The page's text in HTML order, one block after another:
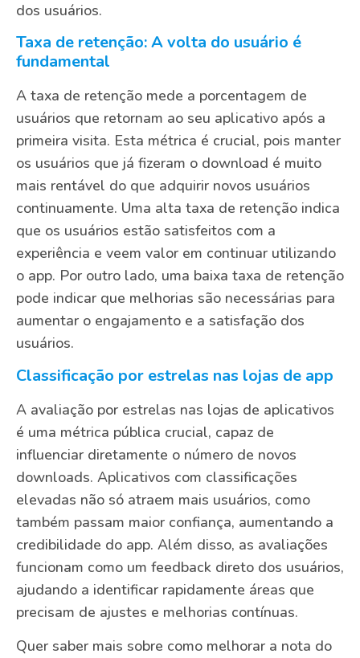
dos usuários.
Taxa de retenção: A volta do usuário é
fundamental
A taxa de retenção mede a porcentagem de
usuários que retornam ao seu aplicativo após a
primeira visita. Esta métrica é crucial, pois manter
os usuários que já fizeram o download é muito
mais rentável do que adquirir novos usuários
continuamente. Uma alta taxa de retenção indica
que os usuários estão satisfeitos com a
experiência e veem valor em continuar utilizando
o app. Por outro lado, uma baixa taxa de retenção
pode indicar que melhorias são necessárias para
aumentar o engajamento e a satisfação dos
usuários.
Classificação por estrelas nas lojas de app
A avaliação por estrelas nas lojas de aplicativos
é uma métrica pública crucial, capaz de
influenciar diretamente o número de novos
downloads. Aplicativos com classificações
elevadas não só atraem mais usuários, como
também passam maior confiança, aumentando a
credibilidade do app. Além disso, as avaliações
funcionam como um feedback direto dos usuários,
ajudando a identificar rapidamente áreas que
precisam de ajustes e melhorias contínuas.
Quer saber mais sobre como melhorar a nota do